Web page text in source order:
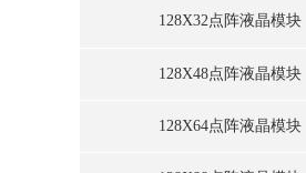
128X32点阵液晶模块
128X48点阵液晶模块
128X64点阵液晶模块